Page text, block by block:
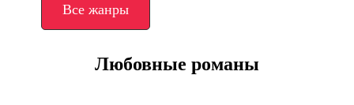
Все жанры
Любовные романы